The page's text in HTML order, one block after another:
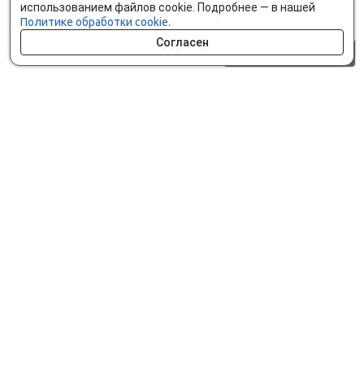
использованием файлов cookie. Подробнее — в нашей
Политике обработки cookie.
Согласен